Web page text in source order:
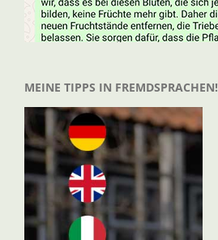
MEINE TIPPS IN FREMDSPRACHEN!